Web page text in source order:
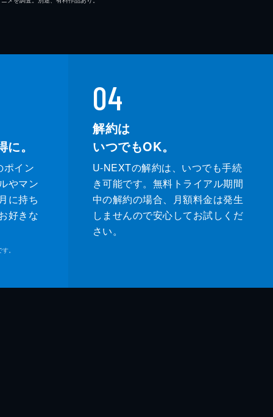
。
ポイン
やマン
に持ち
好きな
。
04
解約は
いつでもOK。
U-NEXTの解約は、いつでも手続
き可能です。無料トライアル期間
中の解約の場合、月額料金は発生
しませんので安心してお試しくだ
さい。